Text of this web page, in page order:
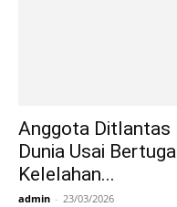
Anggota Ditlantas
Dunia Usai
Kelelahan...
admin - 23/03/2026